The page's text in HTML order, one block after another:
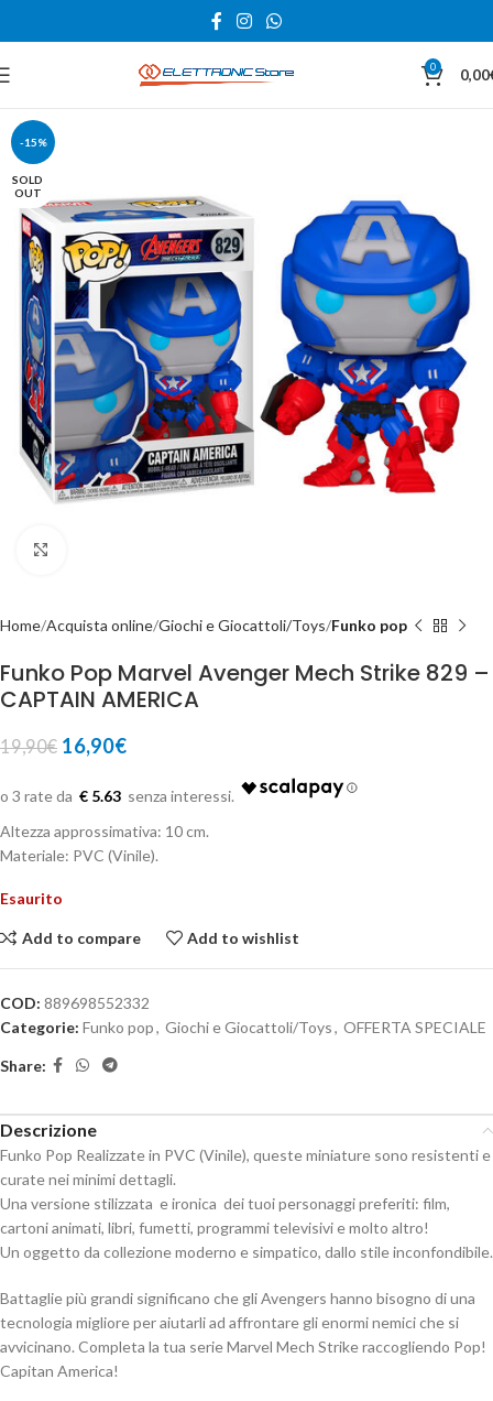
0 0,00
-15%
SOLD
OUT
Home Acquista online Giochi e Giocattoli/Toys Funko pop
Funko Pop Marvel Avenger Mech Strike 829 –
CAPTAIN AMERICA
19,90€ 16,90€
€ 5.63
Altezza approssimativa: 10 cm.
Materiale: PVC (Vinile).
Esaurito
Add to compare Add to wishlist
COD: 889698552332
Categorie: Funko pop, Giochi e Giocattoli/Toys, OFFERTA SPECIALE
Share:
Descrizione
Funko Pop Realizzate in PVC (Vinile), queste miniature sono resistenti e
curate nei minimi dettagli.
Una versione stilizzata  e ironica  dei tuoi personaggi preferiti: film,
cartoni animati, libri, fumetti, programmi televisivi e molto altro!
Un oggetto da collezione moderno e simpatico, dallo stile inconfondibile.
Battaglie più grandi significano che gli Avengers hanno bisogno di una
tecnologia migliore per aiutarli ad affrontare gli enormi nemici che si
avvicinano. Completa la tua serie Marvel Mech Strike raccogliendo Pop!
Capitan America!